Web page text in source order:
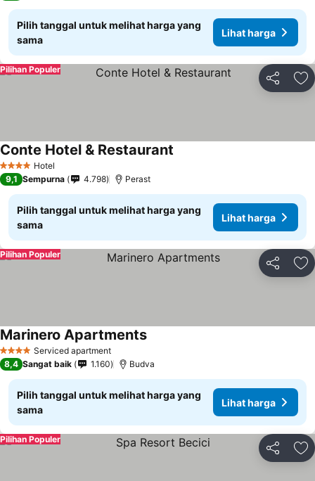
Pilih tanggal untuk melihat harga yang
sama
Lihat harga
Bagikan
Pilihan Populer
4 BintangHotel
Conte Hotel & Restaurant
9,1 Sempurna 4.798 Perast
Pilih tanggal untuk melihat harga yang
sama
Lihat harga
Bagikan
Pilihan Populer
4 BintangServiced apartment
Marinero ApartmentsLihat harga
8,4 Sangat baik 1.160 Budva
Pilih tanggal untuk melihat harga yang
sama
Lihat harga
Bagikan
Pilihan Populer